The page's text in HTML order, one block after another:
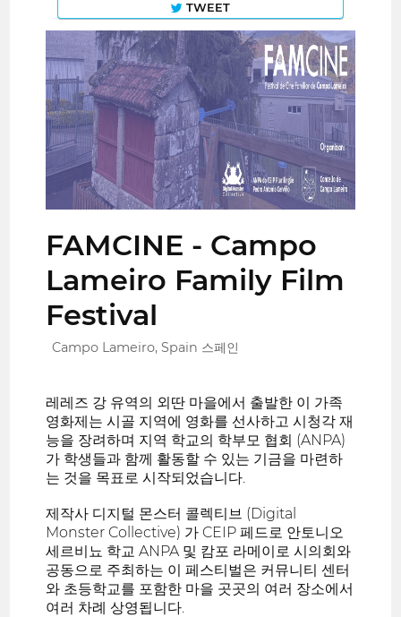
TWEET
FAMCINE - Campo
Lameiro Family Film
Festival
Campo Lameiro, Spain 스페인
레레즈 강 유역의 외딴 마을에서 출발한 이 가족
영화제는 시골 지역에 영화를 선사하고 시청각 재
능을 장려하며 지역 학교의 학부모 협회 (ANPA)
가 학생들과 함께 활동할 수 있는 기금을 마련하
는 것을 목표로 시작되었습니다.
제작사 디지털 몬스터 콜렉티브 (Digital
Monster Collective) 가 CEIP 페드로 안토니오
세르비뇨 학교 ANPA 및 캄포 라메이로 시의회와
공동으로 주최하는 이 페스티벌은 커뮤니티 센터
와 초등학교를 포함한 마을 곳곳의 여러 장소에서
여러 차례 상영됩니다.